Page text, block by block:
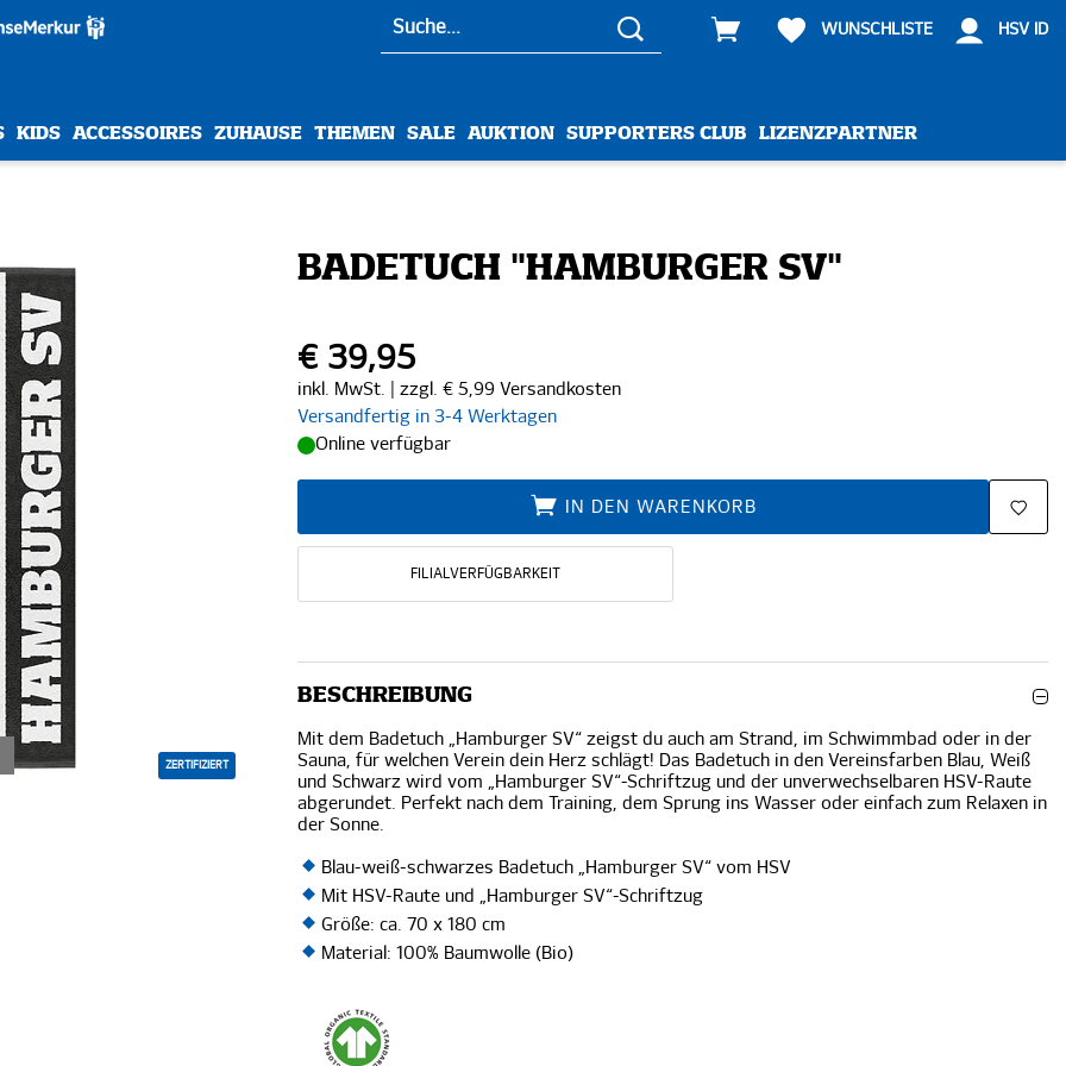
WUNSCHLISTE HSV ID
KIDS ACCESSOIRES ZUHAUSE THEMEN SALE AUKTION SUPPORTERS CLUB LIZENZPARTNER
ZERTIFIZIERT
BADETUCH "HAMBURGER SV"
€ 39,95
inkl. MwSt. | zzgl. € 5,99 Versandkosten
Versandfertig in 3-4 Werktagen
Online verfügbar
IN DEN WARENKORB
FILIALVERFÜGBARKEIT
BESCHREIBUNG
Mit dem Badetuch „Hamburger SV“ zeigst du auch am Strand, im Schwimmbad oder in der
Sauna, für welchen Verein dein Herz schlägt! Das Badetuch in den Vereinsfarben Blau, Weiß
und Schwarz wird vom „Hamburger SV“-Schriftzug und der unverwechselbaren HSV-Raute
abgerundet. Perfekt nach dem Training, dem Sprung ins Wasser oder einfach zum Relaxen in
der Sonne.
Blau-weiß-schwarzes Badetuch „Hamburger SV“ vom HSV
Mit HSV-Raute und „Hamburger SV“-Schriftzug
Größe: ca. 70 x 180 cm
Material: 100% Baumwolle (Bio)